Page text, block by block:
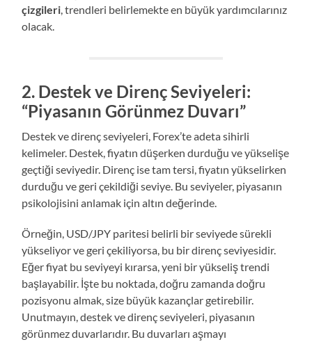
çizgileri, trendleri belirlemekte en büyük yardımcılarınız
olacak.
2. Destek ve Direnç Seviyeleri:
“Piyasanın Görünmez Duvarı”
Destek ve direnç seviyeleri, Forex’te adeta sihirli
kelimeler. Destek, fiyatın düşerken durduğu ve yükselişe
geçtiği seviyedir. Direnç ise tam tersi, fiyatın yükselirken
durduğu ve geri çekildiği seviye. Bu seviyeler, piyasanın
psikolojisini anlamak için altın değerinde.
Örneğin, USD/JPY paritesi belirli bir seviyede sürekli
yükseliyor ve geri çekiliyorsa, bu bir direnç seviyesidir.
Eğer fiyat bu seviyeyi kırarsa, yeni bir yükseliş trendi
başlayabilir. İşte bu noktada, doğru zamanda doğru
pozisyonu almak, size büyük kazançlar getirebilir.
Unutmayın, destek ve direnç seviyeleri, piyasanın
görünmez duvarlarıdır. Bu duvarları aşmayı